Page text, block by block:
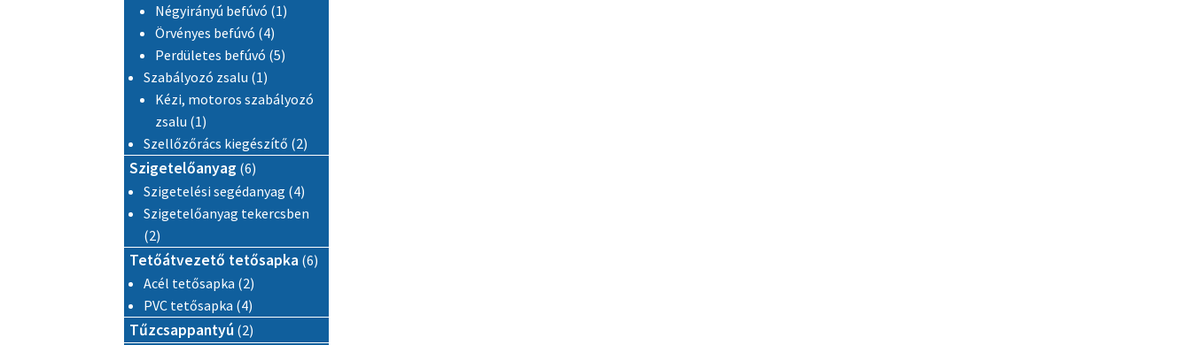
Négyirányú befúvó 11 termék
Örvényes befúvó 44 termék
Perdületes befúvó 55 termék
Szabályozó zsalu 11 termék
Kézi, motoros szabályozó
zsalu 11 termék
Szellőzőrács kiegészítő 22 termék
Szigetelőanyag 66 termék
Szigetelési segédanyag 44 termék
Szigetelőanyag tekercsben
22 termék
Tetőátvezető tetősapka 66 termék
Acél tetősapka 22 termék
PVC tetősapka 44 termék
Tűzcsappantyú 22 termék